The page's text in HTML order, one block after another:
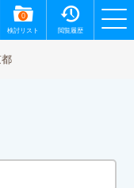
0
検討リスト 閲覧履歴